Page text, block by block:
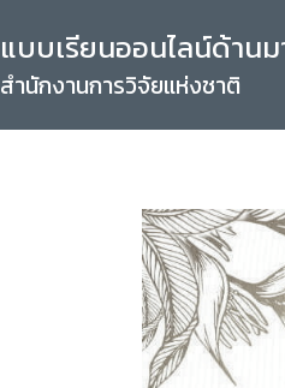
แบบเรียนออนไลน์ด้าน
สำนักงานการวิจัยแห่งชาติ